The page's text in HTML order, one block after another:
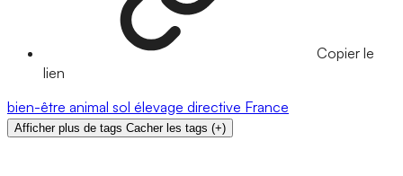
Copier le
lien
bien-être animal sol élevage directive France
Afficher plus de tags Cacher les tags (+)